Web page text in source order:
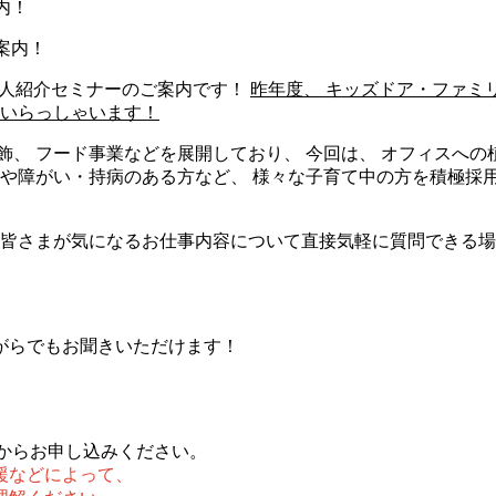
！
紹介セミナーのご案内です！ 昨年度、 キッズドア・ファミ
らっしゃいます！
フード事業などを展開しており、 今回は、 オフィスへ
障がい・持病のある方など、 様々な子育て中の方を積極
さまが気になるお仕事内容について直接気軽に質問できる
でもお聞きいただけます！
お申し込みください。
どによって、